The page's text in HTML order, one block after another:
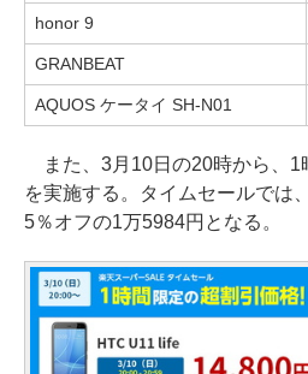
honor 9
GRANBEAT
AQUOS ケータイ SH-N01
また、3月10日の20時から、1
を実施する。タイムセールでは
5％オフの1万5984円となる。